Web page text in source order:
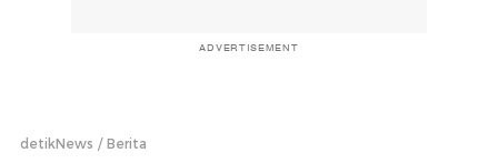
ADVERTISEMENT
detikNews Berita